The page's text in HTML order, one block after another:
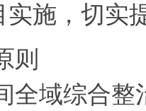
实施 ， 切实
则
全域综合整